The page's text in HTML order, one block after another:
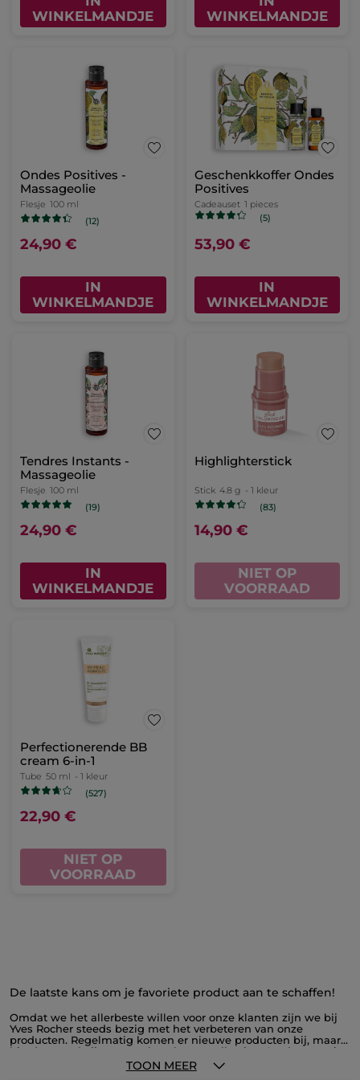
WINKELMANDJE
WINKELMANDJE
Ondes Positives -
Massageolie
Flesje 100 ml
(12)
24,90 €
IN
WINKELMANDJE
Geschenkkoffer Ondes
Positives
Cadeauset 1 pieces
(5)
53,90 €
IN
WINKELMANDJE
Tendres Instants -
Massageolie
Flesje 100 ml
(19)
24,90 €
IN
WINKELMANDJE
Highlighterstick
Stick 4.8 g - 1 kleur
(83)
14,90 €
NIET OP
VOORRAAD
Perfectionerende BB
cream 6-in-1
Tube 50 ml - 1 kleur
(527)
22,90 €
NIET OP
VOORRAAD
De laatste kans om je favoriete product aan te schaffen!
Omdat we het allerbeste willen voor onze klanten zijn we bij
Yves Rocher steeds bezig met het verbeteren van onze
producten. Regelmatig komen er nieuwe producten bij, maar
hierdoor verdwijnen er ook wel eens collecties. Op deze pagina
vind je alle producten die uit het assortiment verdwijnen, voor
ongezien lage prijzen. Profiteer nu van onze outlet en schaf
TOON MEER